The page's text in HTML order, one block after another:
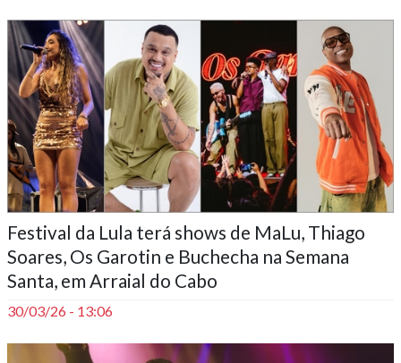
Festival da Lula terá shows de MaLu, Thiago
Soares, Os Garotin e Buchecha na Semana
Santa, em Arraial do Cabo
30/03/26 - 13:06